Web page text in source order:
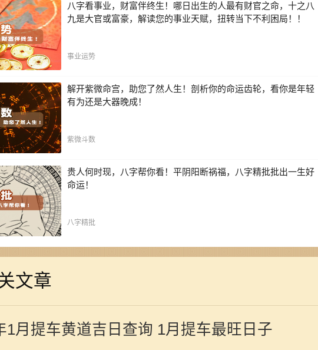
八字看事业，财富伴终生！哪日出生的人最有财官之命，十之八
九是大官或富豪，解读您的事业天赋，扭转当下不利困局！！
事业运势
解开紫微命宫，助您了然人生！剖析你的命运齿轮，看你是年轻
有为还是大器晚成！
紫微斗数
贵人何时现，八字帮你看！平阴阳断祸福，八字精批批出一生好
命运！
八字精批
文章
1月提车黄道吉日查询 1月提车最旺日子